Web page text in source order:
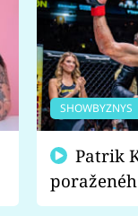
SHOWBYZNYS
fanoušci